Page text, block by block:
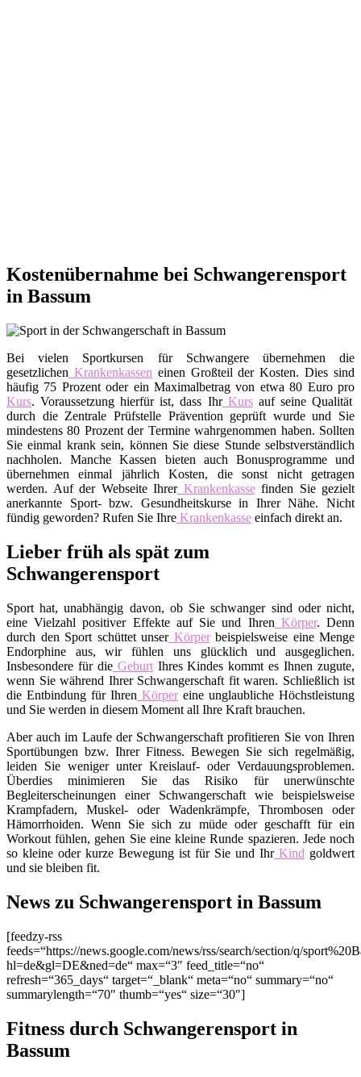
Kostenübernahme bei Schwangerensport
in Bassum
Bei vielen Sportkursen für Schwangere übernehmen die
gesetzlichen Krankenkassen einen Großteil der Kosten. Dies sind
häufig 75 Prozent oder ein Maximalbetrag von etwa 80 Euro pro
Kurs. Voraussetzung hierfür ist, dass IhrKursauf seine Qualität
durch die Zentrale Prüfstelle Prävention geprüft wurde und Sie
mindestens 80 Prozent der Termine wahrgenommen haben. Sollten
Sie einmal krank sein, können Sie diese Stunde selbstverständlich
nachholen. Manche Kassen bieten auch Bonusprogramme und
übernehmen einmal jährlich Kosten, die sonst nicht getragen
werden. Auf der Webseite IhrerKrankenkassefinden Sie gezielt
anerkannte Sport- bzw. Gesundheitskurse in Ihrer Nähe. Nicht
fündig geworden? Rufen Sie Ihre Krankenkasse einfach direkt an.
Lieber früh als spät zum
Schwangerensport
Sport hat, unabhängig davon, ob Sie schwanger sind oder nicht,
eine Vielzahl positiver Effekte auf Sie und Ihren Körper. Denn
durch den Sport schüttet unserKörperbeispielsweise eine Menge
Endorphine aus, wir fühlen uns glücklich und ausgeglichen.
Insbesondere für dieGeburtIhres Kindes kommt es Ihnen zugute,
wenn Sie während Ihrer Schwangerschaft fit waren. Schließlich ist
die Entbindung für Ihren Körpereine unglaubliche Höchstleistung
und Sie werden in diesem Moment all Ihre Kraft brauchen.
Aber auch im Laufe der Schwangerschaft profitieren Sie von Ihren
Sportübungen bzw. Ihrer Fitness. Bewegen Sie sich regelmäßig,
leiden Sie weniger unter Kreislauf- oder Verdauungsproblemen.
Überdies minimieren Sie das Risiko für unerwünschte
Begleiterscheinungen einer Schwangerschaft wie beispielsweise
Krampfadern, Muskel- oder Wadenkrämpfe, Thrombosen oder
Hämorrhoiden. Wenn Sie sich zu müde oder geschafft für ein
Workout fühlen, gehen Sie eine kleine Runde spazieren. Jede noch
so kleine oder kurze Bewegung ist für Sie und IhrKind goldwert
und sie bleiben fit.
News zu Schwangerensport in Bassum
[feedzy-rss
feeds=“https://news.google.com/news/rss/search/section/q/
hl=de&gl=DE&ned=de“ max=“3″ feed_title=“no“
refresh=“365_days“ target=“_blank“ meta=“no“ summary=“no“
summarylength=“70″ thumb=“yes“ size=“30″]
Fitness durch Schwangerensport in
Bassum